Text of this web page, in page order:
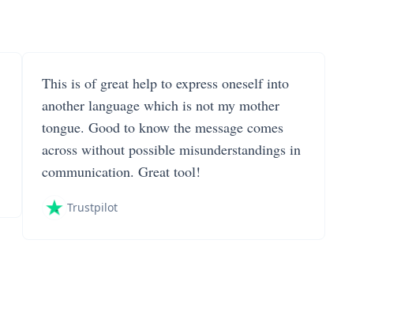
This is of great help to express oneself into
another language which is not my mother
tongue. Good to know the message comes
across without possible misunderstandings in
communication. Great tool!
Trustpilot